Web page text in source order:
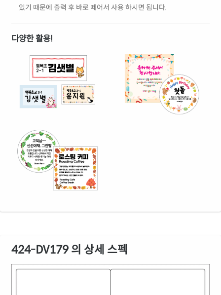
있기 때문에 출력 후 바로 떼어서 사용 하시면 됩니다.
다양한 활용!
424-DV179 의 상세 스펙